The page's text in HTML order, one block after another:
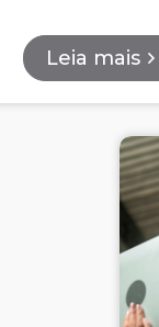
Leia mais